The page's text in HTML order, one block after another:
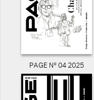
PAGE N° 04 2025